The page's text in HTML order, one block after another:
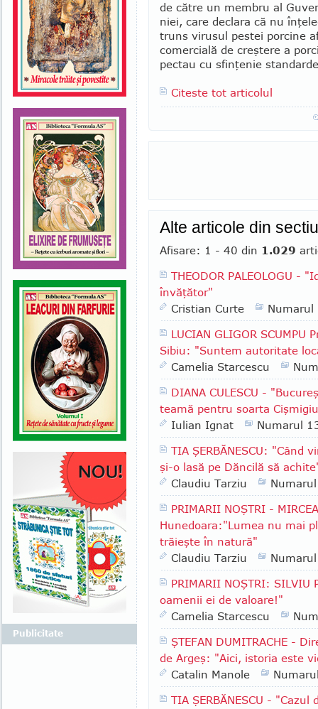
de către un mem­bru al
niei, care de­clara că nu
truns virusul pestei por­cine
co­mer­­­cia­lă de creş­tere a
pec­tau cu sfinţenie
Citeste tot articolul
Alte articole din
Afisare: 1 - 40 din 1.029
THEODOR PALEOLOGU -
învăţător"
Cristian Curte
Numarul
LUCIAN GLIGOR
Sibiu: "Suntem autoritate
Camelia Starcescu
DIANA CULESCU -
teamă pentru soarta
Iulian Ignat
Numarul
TIA ŞERBĂNESCU: "Când
şi-o lasă pe Dăncilă să
Claudiu Tarziu
PRIMARII NOŞTRI -
Hunedoara:"Lumea nu mai
trăieşte în natură"
Claudiu Tarziu
PRIMARII NOŞTRI: SILVIU
oamenii ei de valoare!"
Camelia Starcescu
ŞTEFAN DUMITRACHE -
de Argeş: "Aici, istoria este
Catalin Manole
TIA ŞERBĂNESCU -
Publicitate